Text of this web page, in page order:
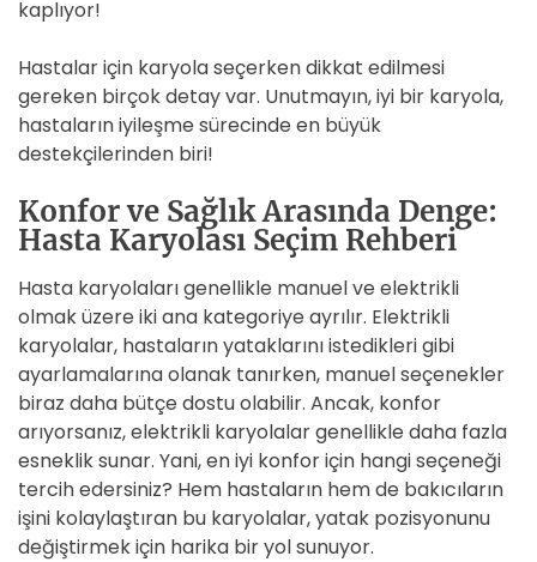
kaplıyor!
Hastalar için karyola seçerken dikkat edilmesi
gereken birçok detay var. Unutmayın, iyi bir karyola,
hastaların iyileşme sürecinde en büyük
destekçilerinden biri!
Konfor ve Sağlık Arasında Denge:
Hasta Karyolası Seçim Rehberi
Hasta karyolaları genellikle manuel ve elektrikli
olmak üzere iki ana kategoriye ayrılır. Elektrikli
karyolalar, hastaların yataklarını istedikleri gibi
ayarlamalarına olanak tanırken, manuel seçenekler
biraz daha bütçe dostu olabilir. Ancak, konfor
arıyorsanız, elektrikli karyolalar genellikle daha fazla
esneklik sunar. Yani, en iyi konfor için hangi seçeneği
tercih edersiniz? Hem hastaların hem de bakıcıların
işini kolaylaştıran bu karyolalar, yatak pozisyonunu
değiştirmek için harika bir yol sunuyor.